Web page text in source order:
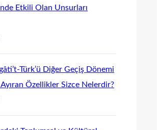
Etkili Olan Unsurları
Türk’ü Diğer Geçiş Dönemi
Özellikler Sizce Nelerdir?